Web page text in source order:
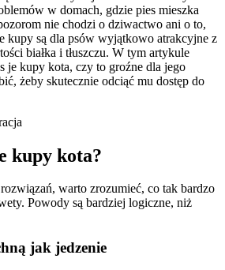
w domach, gdzie pies mieszka
nie chodzi o dziwactwo ani o to,
kupy są dla psów wyjątkowo atrakcyjne z
białka i tłuszczu. W tym artykule
je kupy kota, czy to groźne dla jego
żeby skutecznie odciąć mu dostęp do
kupy kota?
warto zrozumieć, co tak bardzo
Powody są bardziej logiczne, niż
jak jedzenie